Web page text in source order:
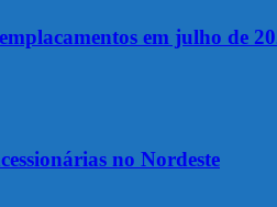
em julho de
no Nordeste